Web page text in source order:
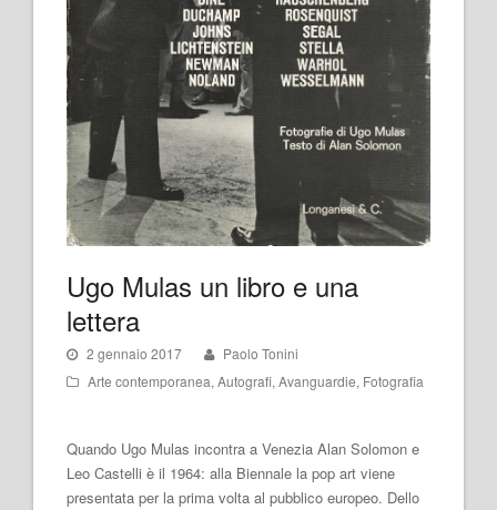
Ugo Mulas un libro e una
lettera
2 gennaio 2017
Paolo Tonini
Arte contemporanea, Autografi, Avanguardie, Fotografia
Quando Ugo Mulas incontra a Venezia Alan Solomon e
Leo Castelli è il 1964: alla Biennale la pop art viene
presentata per la prima volta al pubblico europeo. Dello